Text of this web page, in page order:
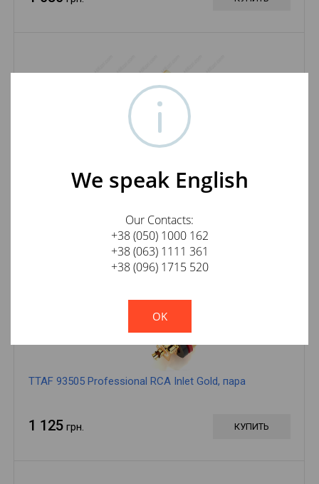
TTAF 93505 Professional RCA Inlet Gold, пара
1 125 грн. КУПИТЬ
We speak English
Our Contacts:
+38 (050) 1000 162
+38 (063) 1111 361
+38 (096) 1715 520
!
Not valid!
OK